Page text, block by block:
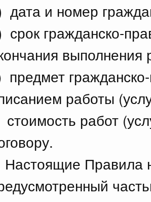
дата и номер
срок гражданско-
выполнения
предмет
работы
стоимость работ
Настоящие Правила